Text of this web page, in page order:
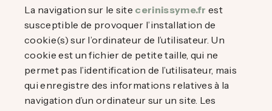
La navigation sur le site cerinissyme.fr est
susceptible de provoquer l’installation de
cookie(s) sur l’ordinateur de l’utilisateur. Un
cookie est un fichier de petite taille, qui ne
permet pas l’identification de l’utilisateur, mais
qui enregistre des informations relatives à la
navigation d’un ordinateur sur un site. Les